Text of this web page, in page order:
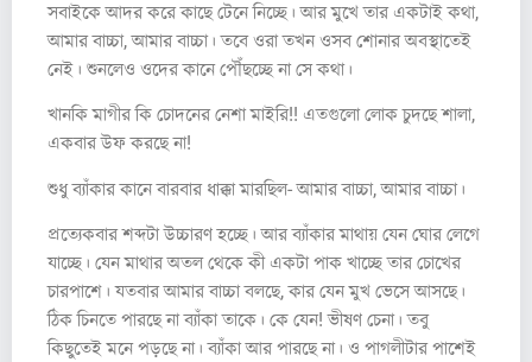
সবাইকে আদর করে কাছে টেনে নিচ্ছে। আর মুখে তার একটাই কথা,
আমার বাচ্চা, আমার বাচ্চা। তবে ওরা তখন ওসব শোনার অবস্থাতেই
নেই। শুনলেও ওদের কানে পৌঁছচ্ছে না সে কথা।
খানকি মাগীর কি চোদনের নেশা মাইরি!! এতগুলো লোক চুদছে শালা,
একবার উফ করছে না!
শুধু ব্যাঁকার কানে বারবার ধাক্কা মারছিল- আমার বাচ্চা, আমার বাচ্চা।
প্রত্যেকবার শব্দটা উচ্চারণ হচ্ছে। আর ব্যাঁকার মাথায় যেন ঘোর লেগে
যাচ্ছে। যেন মাথার অতল থেকে কী একটা পাক খাচ্ছে তার চোখের
চারপাশে। যতবার আমার বাচ্চা বলছে, কার যেন মুখ ভেসে আসছে।
ঠিক চিনতে পারছে না ব্যাঁকা তাকে। কে যেন! ভীষণ চেনা। তবু
কিছুতেই মনে পড়ছে না। ব্যাঁকা আর পারছে না। ও পাগলীটার পাশেই